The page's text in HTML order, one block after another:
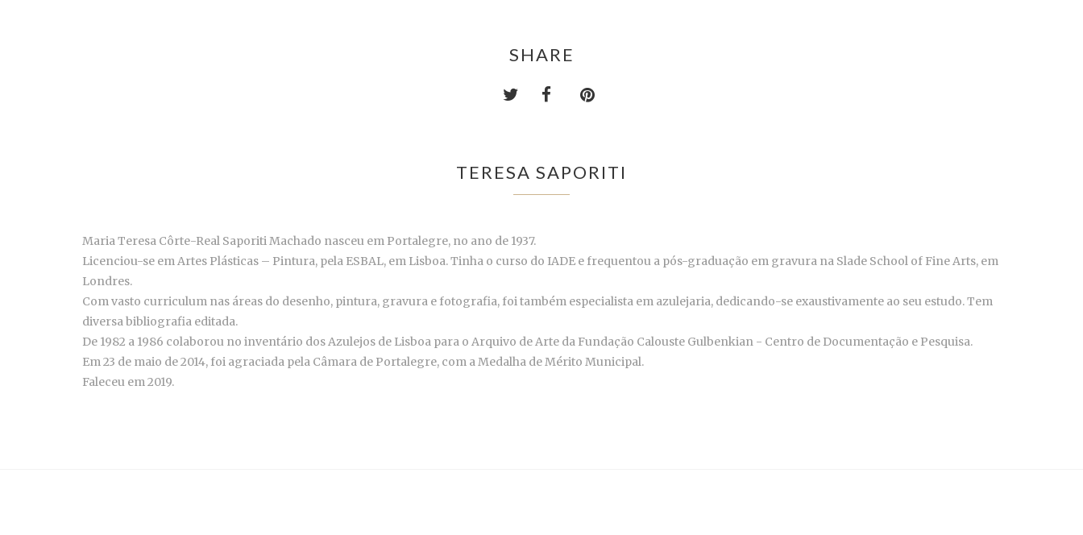
SHARE
TERESA SAPORITI
Maria Teresa Côrte-Real Saporiti Machado nasceu em Portalegre, no ano de 1937.
Licenciou-se em Artes Plásticas – Pintura, pela ESBAL, em Lisboa. Tinha o curso do IADE e frequentou a pós-graduação em gravura na Slade School of Fine Arts, em
Londres.
Com vasto curriculum nas áreas do desenho, pintura, gravura e fotografia, foi também especialista em azulejaria, dedicando-se exaustivamente ao seu estudo. Tem
diversa bibliografia editada.
De 1982 a 1986 colaborou no inventário dos Azulejos de Lisboa para o Arquivo de Arte da Fundação Calouste Gulbenkian - Centro de Documentação e Pesquisa.
Em 23 de maio de 2014, foi agraciada pela Câmara de Portalegre, com a Medalha de Mérito Municipal.
Faleceu em 2019.